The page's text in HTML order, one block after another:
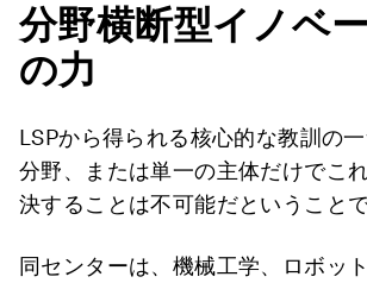
分野横断型イノベ
の力
LSPから得られる核心的な教訓の
分野、または単一の主体だけでこ
決することは不可能だということで
同センターは、機械工学、ロボッ